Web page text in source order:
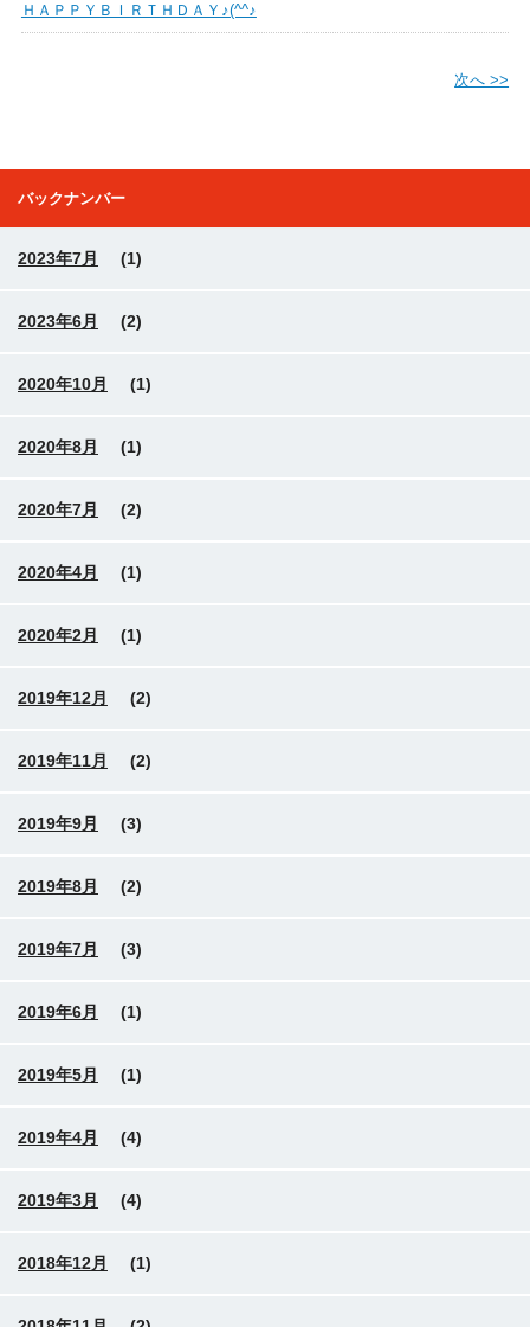
ＨＡＰＰＹＢＩＲＴＨＤＡＹ♪(^^♪
次へ >>
バックナンバー
2023年7月 (1)
2023年6月 (2)
2020年10月 (1)
2020年8月 (1)
2020年7月 (2)
2020年4月 (1)
2020年2月 (1)
2019年12月 (2)
2019年11月 (2)
2019年9月 (3)
2019年8月 (2)
2019年7月 (3)
2019年6月 (1)
2019年5月 (1)
2019年4月 (4)
2019年3月 (4)
2018年12月 (1)